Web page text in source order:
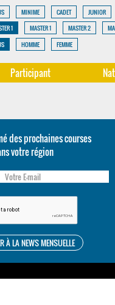
MINIME CADET JUNIOR
1
MASTER 1 MASTER 2
HOMME FEMME
Participant
des prochaines courses
votre région